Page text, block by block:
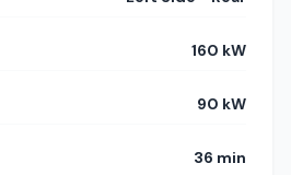
160 kW
90 kW
36 min